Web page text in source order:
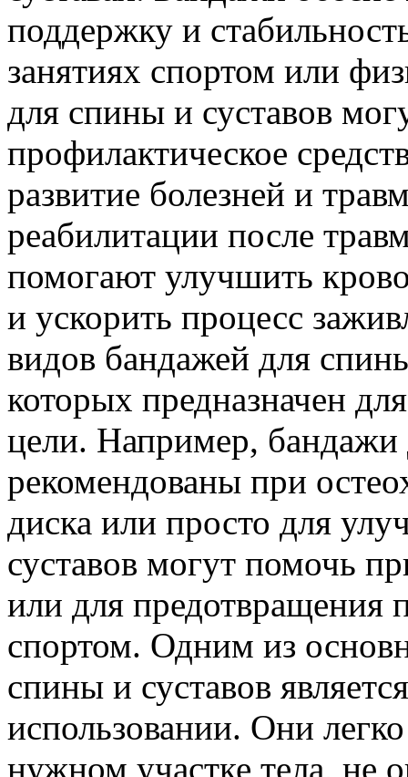
поддержку и
занятиях спортом или
для спины и суставов
профилактическое
развитие болезней и
реабилитации после
помогают улучшить
и ускорить процесс
видов бандажей для
которых предназначен
цели. Например,
рекомендованы при
диска или просто для
суставов могут помочь
или для предотвращения
спортом. Одним из
спины и суставов
использовании. Они
нужном участке тела, не